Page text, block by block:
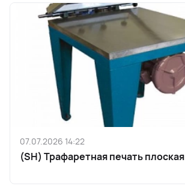
07.07.2026 14:22
(SH) Трафаретная печать плоская